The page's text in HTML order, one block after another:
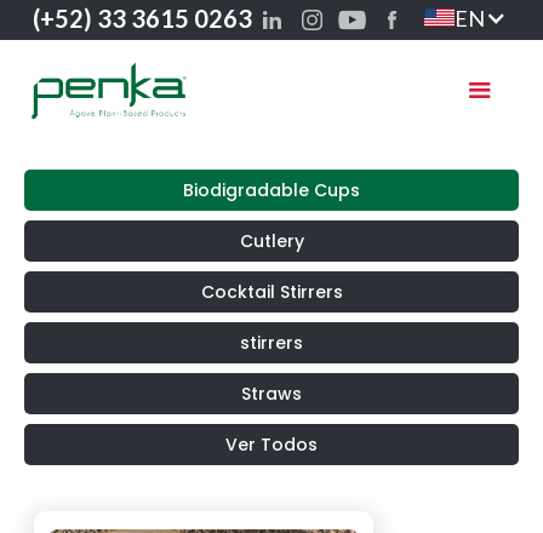
(+52) 33 3615 0263 EN
Biodigradable Cups
Cutlery
Cocktail Stirrers
stirrers
Straws
Ver Todos